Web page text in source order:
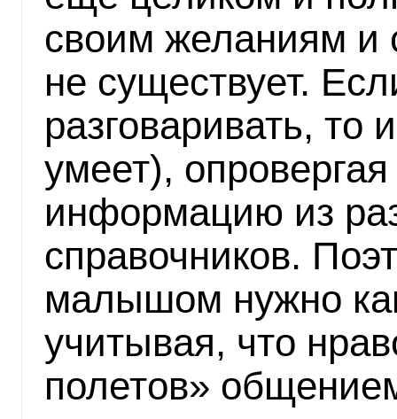
своим желаниям и
не существует.
разговаривать, то
умеет),
информацию из
справочников.
малышом нужно
учитывая, что
полетов»